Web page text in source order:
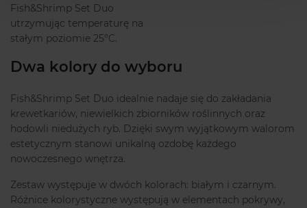
Fish&Shrimp Set Duo
utrzymując temperaturę na
stałym poziomie 25°C.
Dwa kolory do wyboru
Fish&Shrimp Set Duo idealnie nadaje się do zakładania
krewetkariów, niewielkich zbiorników roślinnych oraz
hodowli niedużych ryb. Dzięki swym wyjątkowym walorom
estetycznym stanowi unikalną ozdobę każdego
nowoczesnego wnętrza.
Zestaw występuje w dwóch kolorach: białym i czarnym.
Różnice kolorystyczne występują w elementach pokrywy,